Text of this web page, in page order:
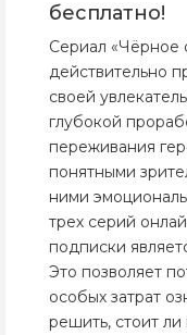
бесплатно!
Сериал «Чёрное
действительно
своей
глубокой
переживания
понятными
ними
трех серий
подписки
Это позволяет
особых затрат
решить, стоит